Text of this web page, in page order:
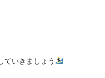
ていきましょう